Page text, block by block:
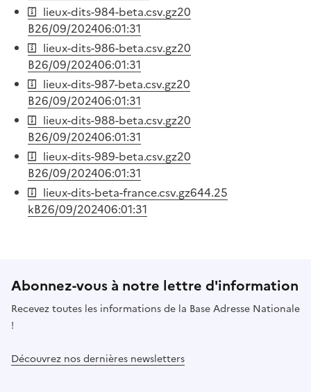
lieux-dits-984-beta.csv.gz20
B26/09/202406:01:31
lieux-dits-986-beta.csv.gz20
B26/09/202406:01:31
lieux-dits-987-beta.csv.gz20
B26/09/202406:01:31
lieux-dits-988-beta.csv.gz20
B26/09/202406:01:31
lieux-dits-989-beta.csv.gz20
B26/09/202406:01:31
lieux-dits-beta-france.csv.gz644.25
kB26/09/202406:01:31
Abonnez-vous à notre lettre d'information
Recevez toutes les informations de la Base Adresse Nationale
!
Découvrez nos dernières newsletters